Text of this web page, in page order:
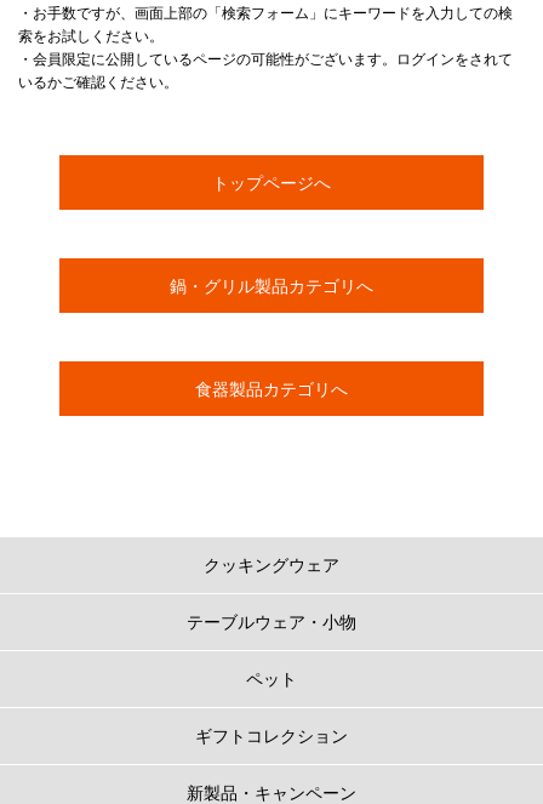
・お手数ですが、画面上部の「検索フォーム」にキーワードを入力しての検
索をお試しください。
・会員限定に公開しているページの可能性がございます。ログインをされて
いるかご確認ください。
トップページへ
鍋・グリル製品カテゴリへ
食器製品カテゴリへ
クッキングウェア
テーブルウェア・小物
ペット
ギフトコレクション
新製品・キャンペーン